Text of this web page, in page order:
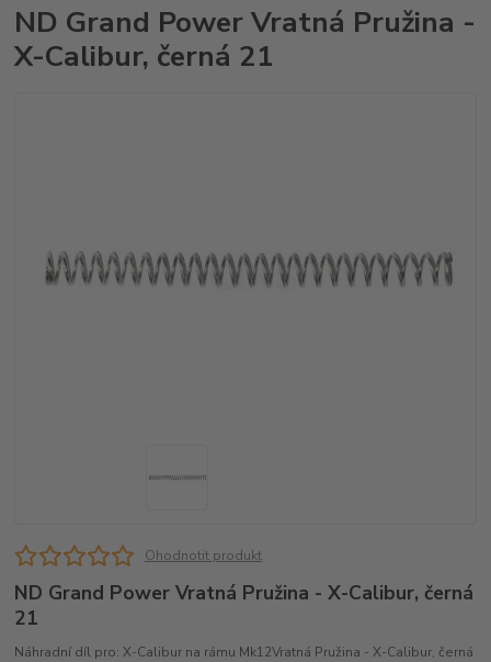
ND Grand Power Vratná Pružina -
X-Calibur, černá 21
Ohodnotit produkt
ND Grand Power Vratná Pružina - X-Calibur, černá
21
Náhradní díl pro: X-Calibur na rámu Mk12Vratná Pružina - X-Calibur, černá